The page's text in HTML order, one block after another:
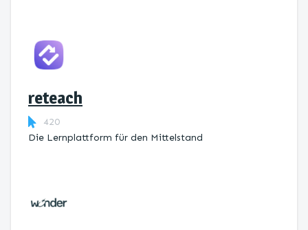
reteach
420
Die Lernplattform ​für den Mittelstand